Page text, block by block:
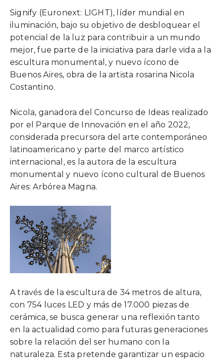
Signify (Euronext: LIGHT), líder mundial en
iluminación, bajo su objetivo de desbloquear el
potencial de la luz para contribuir a un mundo
mejor, fue parte de la iniciativa para darle vida a la
escultura monumental, y nuevo ícono de
Buenos Aires, obra de la artista rosarina Nicola
Costantino.
Nicola, ganadora del Concurso de Ideas realizado
por el Parque de Innovación en el año 2022,
considerada precursora del arte contemporáneo
latinoamericano y parte del marco artístico
internacional, es la autora de la escultura
monumental y nuevo ícono cultural de Buenos
Aires: Arbórea Magna.
A través de la escultura de 34 metros de altura,
con 754 luces LED y más de 17.000 piezas de
cerámica, se busca generar una reflexión tanto
en la actualidad como para futuras generaciones
sobre la relación del ser humano con la
naturaleza. Esta pretende garantizar un espacio